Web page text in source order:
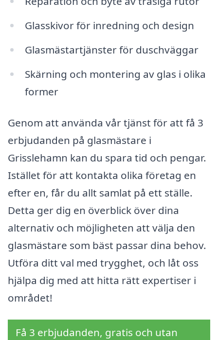
Glasskivor för inredning och design
Glasmästartjänster för duschväggar
Skärning och montering av glas i olika
former
Genom att använda vår tjänst för att få 3
erbjudanden på glasmästare i
Grisslehamn kan du spara tid och pengar.
Istället för att kontakta olika företag en
efter en, får du allt samlat på ett ställe.
Detta ger dig en överblick över dina
alternativ och möjligheten att välja den
glasmästare som bäst passar dina behov.
Utföra ditt val med trygghet, och låt oss
hjälpa dig med att hitta rätt expertiser i
området!
Få 3 erbjudanden, gratis och utan